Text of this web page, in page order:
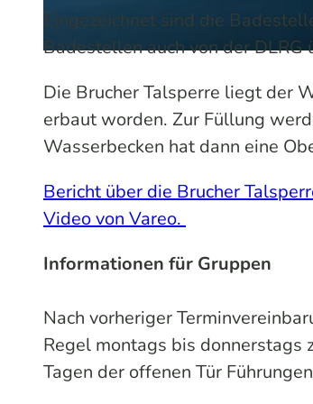
Eingezeichnet sind die
Badestellen auch von der
Die Brucher Talsperre liegt der
erbaut worden. Zur Füllung
Wasserbecken hat dann eine
Bericht über die Brucher
Video von Vareo.
Informationen für Gruppen
Nach vorheriger
Regel montags bis donnerstags
Tagen der offenen Tür